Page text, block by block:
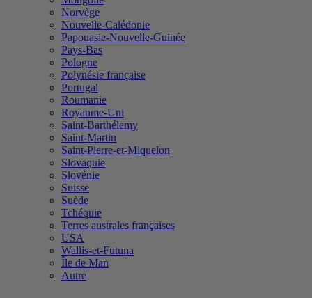
Norvège
Nouvelle-Calédonie
Papouasie-Nouvelle-Guinée
Pays-Bas
Pologne
Polynésie française
Portugal
Roumanie
Royaume-Uni
Saint-Barthélemy
Saint-Martin
Saint-Pierre-et-Miquelon
Slovaquie
Slovénie
Suisse
Suède
Tchéquie
Terres australes françaises
USA
Wallis-et-Futuna
Île de Man
Autre